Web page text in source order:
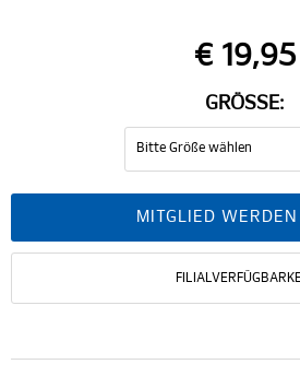
€ 19,95
GRÖSSE:
MITGLIED WERDEN